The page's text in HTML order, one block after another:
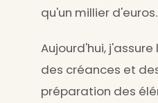
qu'un millier d'euros.
Aujourd'hui,
des créances et
préparation des